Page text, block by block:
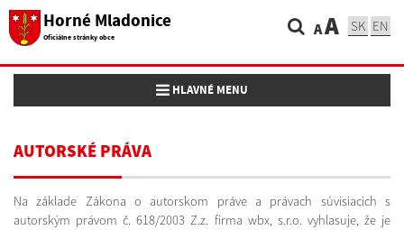
Horné Mladonice
Oficiálne stránky obce AA SK EN
Toggle navigation
HLAVNÉ MENU
AUTORSKÉ PRÁVA
Na základe Zákona o autorskom práve a právach súvisiacich s
autorským právom č. 618/2003 Z.z. firma wbx, s.r.o. vyhlasuje, že je